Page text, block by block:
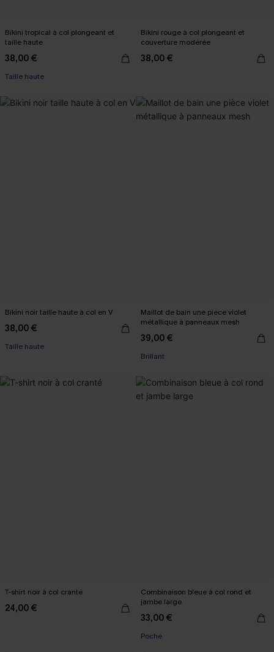
Bikini tropical à col plongeant et
taille haute
38,00 €
Taille haute
Bikini rouge à col plongeant et
couverture modérée
38,00 €
Bikini noir taille haute à col en V
38,00 €
Taille haute
Maillot de bain une pièce violet
métallique à panneaux mesh
39,00 €
Brillant
T-shirt noir à col cranté
24,00 €
Combinaison bleue à col rond et
jambe large
33,00 €
Poche